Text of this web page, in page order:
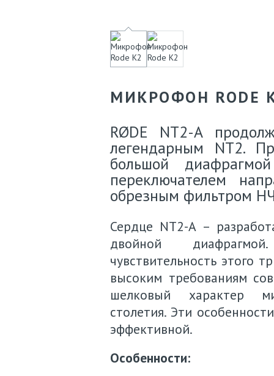
МИКРОФОН RODE
RØDE NT2-A
легендарным NT2.
большой
переключателем
обрезным фильтром
Сердце NT2-A –
двойной
чувствительность этого
высоким требованиям
шелковый характер
столетия. Эти
эффективной.
Особенности: